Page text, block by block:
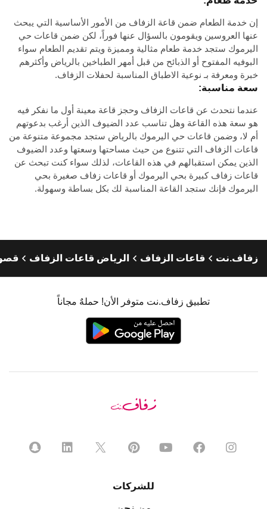
إن خدمة الطعام ضمن قاعة الزفاف من الأمور الأساسية التي يبحث
عنها العروسين ويقومون بالسؤال عنها فوراً، لكن ضمن قاعات حي
اليرموك ستجد خدمة طعام مثالية ومميزة ويتم تقديم الطعام سواء
البوفيه المفتوح أو الذبائح من قبل أمهر الطباخين بالرياض وأكثرهم
خبرة ومعرفة بـ نوعية الاطباق المناسبة لحفلات الزفاف.
سعة مناسبة:
عندما نتحدث عن قاعات الزفاف وحجز قاعة معينة أول ما نفكر فيه
هو سعة هذه القاعة وهل تناسب عدد الضيوف الذين أرغب بدعوتهم
أم لا، وضمن قاعات حي اليرموك بالرياض ستجد مجموعة متنوعة من
قاعات الزفاف التي تتنوع من حيث مساحتها وسعتها وعدد الضيوف
الذين يمكن استقبالهم في هذه القاعات، لذلك سواء كنت تبحث عن
قاعات زفاف كبيرة بحي اليرموك أو قاعات زفاف صغيرة بحي
اليرموك فإنك ستجد القاعة المناسبة لك بكل بساطة وسهولة.
زفاف.نت قاعات الزفاف الرياض قاعات الزفاف
تطبيق زفاف.نت متوفر الأن! حملهٌ مجاناً
للشركات